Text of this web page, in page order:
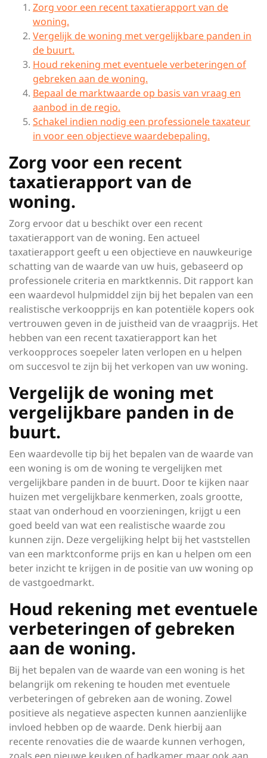
Zorg voor een recent taxatierapport van de
woning.
Vergelijk de woning met vergelijkbare panden in
de buurt.
Houd rekening met eventuele verbeteringen of
gebreken aan de woning.
Bepaal de marktwaarde op basis van vraag en
aanbod in de regio.
Schakel indien nodig een professionele taxateur
in voor een objectieve waardebepaling.
Zorg voor een recent
taxatierapport van de
woning.
Zorg ervoor dat u beschikt over een recent
taxatierapport van de woning. Een actueel
taxatierapport geeft u een objectieve en nauwkeurige
schatting van de waarde van uw huis, gebaseerd op
professionele criteria en marktkennis. Dit rapport kan
een waardevol hulpmiddel zijn bij het bepalen van een
realistische verkoopprijs en kan potentiële kopers ook
vertrouwen geven in de juistheid van de vraagprijs. Het
hebben van een recent taxatierapport kan het
verkoopproces soepeler laten verlopen en u helpen
om succesvol te zijn bij het verkopen van uw woning.
Vergelijk de woning met
vergelijkbare panden in de
buurt.
Een waardevolle tip bij het bepalen van de waarde van
een woning is om de woning te vergelijken met
vergelijkbare panden in de buurt. Door te kijken naar
huizen met vergelijkbare kenmerken, zoals grootte,
staat van onderhoud en voorzieningen, krijgt u een
goed beeld van wat een realistische waarde zou
kunnen zijn. Deze vergelijking helpt bij het vaststellen
van een marktconforme prijs en kan u helpen om een
beter inzicht te krijgen in de positie van uw woning op
de vastgoedmarkt.
Houd rekening met eventuele
verbeteringen of gebreken
aan de woning.
Bij het bepalen van de waarde van een woning is het
belangrijk om rekening te houden met eventuele
verbeteringen of gebreken aan de woning. Zowel
positieve als negatieve aspecten kunnen aanzienlijke
invloed hebben op de waarde. Denk hierbij aan
recente renovaties die de waarde kunnen verhogen,